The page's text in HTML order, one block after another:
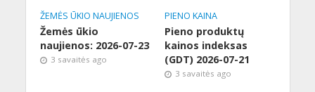
ŽEMĖS ŪKIO NAUJIENOS
Žemės ūkio
naujienos: 2026-07-23
3 savaitės ago
PIENO KAINA
Pieno produktų
kainos indeksas
(GDT) 2026-07-21
3 savaitės ago